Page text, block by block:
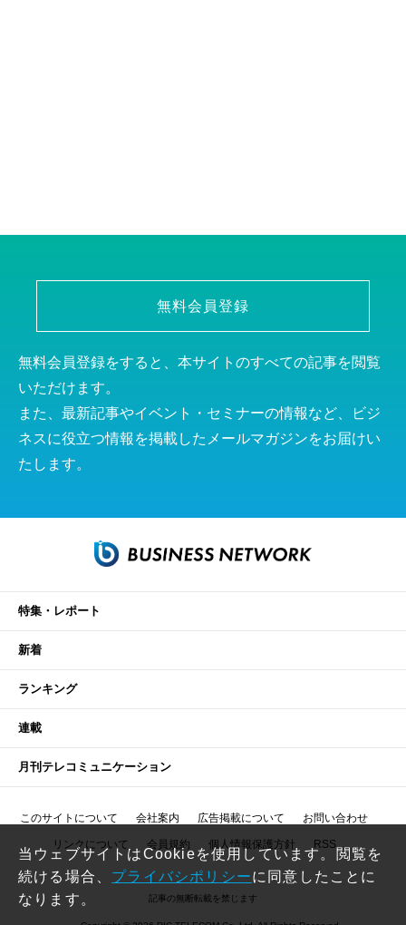
無料会員登録
無料会員登録をすると、本サイトのすべての記事を閲覧
いただけます。
また、最新記事やイベント・セミナーの情報など、ビジ
ネスに役立つ情報を掲載したメールマガジンをお届けい
たします。
特集・レポート
新着
ランキング
連載
月刊テレコミュニケーション
このサイトについて 会社案内 広告掲載について お問い合わせ
リンクについて 会員規約 個人情報保護方針 RSS
記事の無断転載を禁じます
当ウェブサイトはCookieを使用しています。閲覧を
続ける場合、 プライバシポリシーに同意したことに
なります。